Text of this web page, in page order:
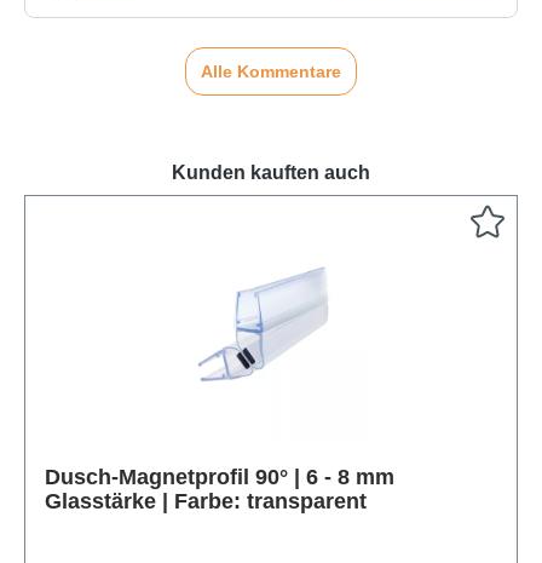
Alle Kommentare
Kunden kauften auch
Dusch-Magnetprofil 90° | 6 - 8 mm
Glasstärke | Farbe: transparent